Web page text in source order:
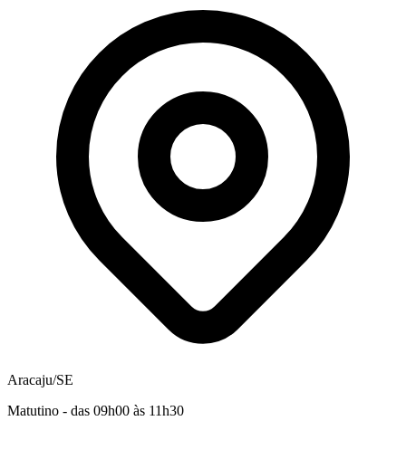
Aracaju/SE
Matutino - das 09h00 às 11h30